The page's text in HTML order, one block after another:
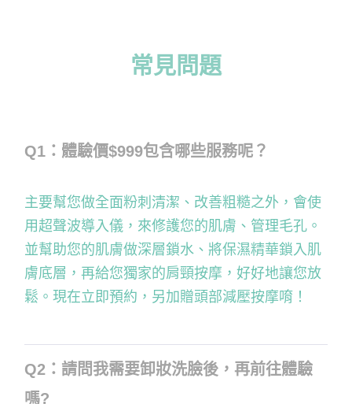
常見問題
Q1：體驗價$999包含哪些服務呢？
主要幫您做全面粉刺清潔、改善粗糙之外，會使
用超聲波導入儀，來修護您的肌膚、管理毛孔。
並幫助您的肌膚做深層鎖水、將保濕精華鎖入肌
膚底層，再給您獨家的肩頸按摩，好好地讓您放
鬆。現在立即預約，另加贈頭部減壓按摩唷！
Q2：請問我需要卸妝洗臉後，再前往體驗
嗎?